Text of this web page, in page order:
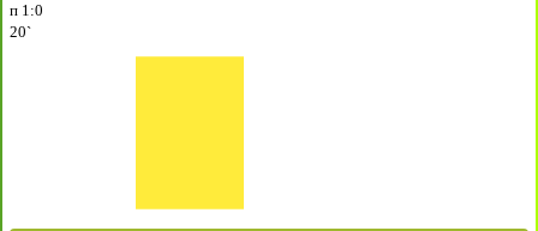
п 1:0
20`